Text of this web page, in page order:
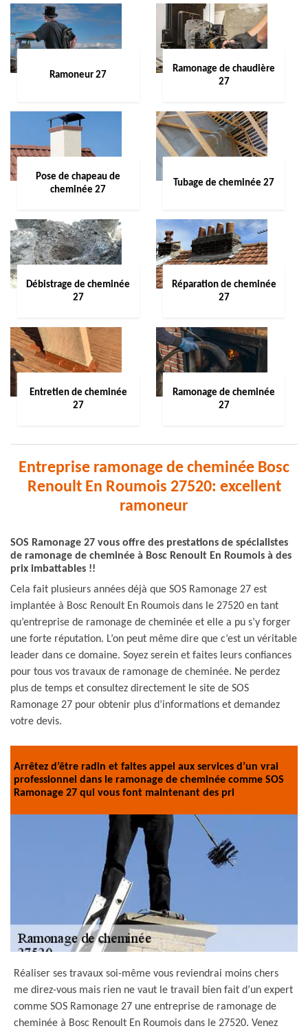
Ramoneur 27
Ramonage de chaudière
27
Pose de chapeau de
cheminée 27
Tubage de cheminée 27
Débistrage de cheminée
27
Réparation de cheminée
27
Entretien de cheminée
27
Ramonage de cheminée
27
Entreprise ramonage de cheminée Bosc
Renoult En Roumois 27520: excellent
ramoneur
SOS Ramonage 27 vous offre des prestations de spécialistes
de ramonage de cheminée à Bosc Renoult En Roumois à des
prix imbattables !!
Cela fait plusieurs années déjà que SOS Ramonage 27 est
implantée à Bosc Renoult En Roumois dans le 27520 en tant
qu’entreprise de ramonage de cheminée et elle a pu s’y forger
une forte réputation. L’on peut même dire que c’est un véritable
leader dans ce domaine. Soyez serein et faites leurs confiances
pour tous vos travaux de ramonage de cheminée. Ne perdez
plus de temps et consultez directement le site de SOS
Ramonage 27 pour obtenir plus d’informations et demandez
votre devis.
Arrêtez d’être radin et faites appel aux services d’un vrai
professionnel dans le ramonage de cheminée comme SOS
Ramonage 27 qui vous font maintenant des pri
Réaliser ses travaux soi-même vous reviendrai moins chers
me direz-vous mais rien ne vaut le travail bien fait d’un expert
comme SOS Ramonage 27 une entreprise de ramonage de
cheminée à Bosc Renoult En Roumois dans le 27520. Venez